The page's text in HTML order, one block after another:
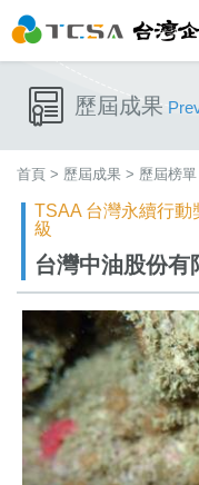
歷屆成果
首頁 > 歷屆成果 > 歷屆榜單
TSAA 台灣永續行動
級
台灣中油股份有